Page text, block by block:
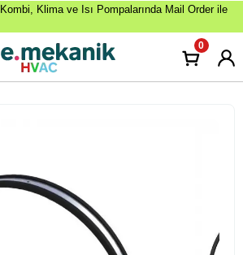
Klima ve Isı Pompalarında Mail Order ile
0